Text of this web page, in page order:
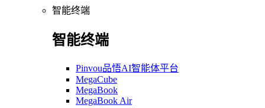
智能终端
智能终端
Pinvou品悟AI智能体平台
MegaCube
MegaBook
MegaBook Air